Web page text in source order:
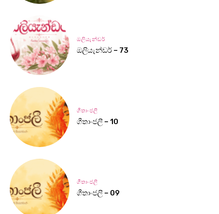
ඔලියැන්ඩර්
ඔලියැන්ඩර් – 73
ගීතාංජලී
ගීතාංජලී – 10
ගීතාංජලී
ගීතාංජලී – 09